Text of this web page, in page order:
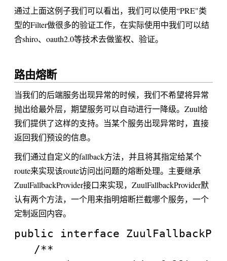
通过上面这例子我们可以看出，我们可以使用“PRE"类
型的Filter做很多的验证工作，在实际使用中我们可以结
合shiro、oauth2.0等技术去做鉴权、验证。
路由熔断
当我们的后端服务出现异常的时候，我们不希望将异常
抛出给最外层，期望服务可以自动进行一降级。Zuul给
我们提供了这样的支持。当某个服务出现异常时，直接
返回我们预设的信息。
我们通过自定义的fallback方法，并且将其指定给某个
route来实现该route访问出问题的熔断处理。主要继承
ZuulFallbackProvider接口来实现，ZuulFallbackProvider默
认有两个方法，一个用来指明熔断拦截哪个服务，一个
定制返回内容。
public interface
   /**